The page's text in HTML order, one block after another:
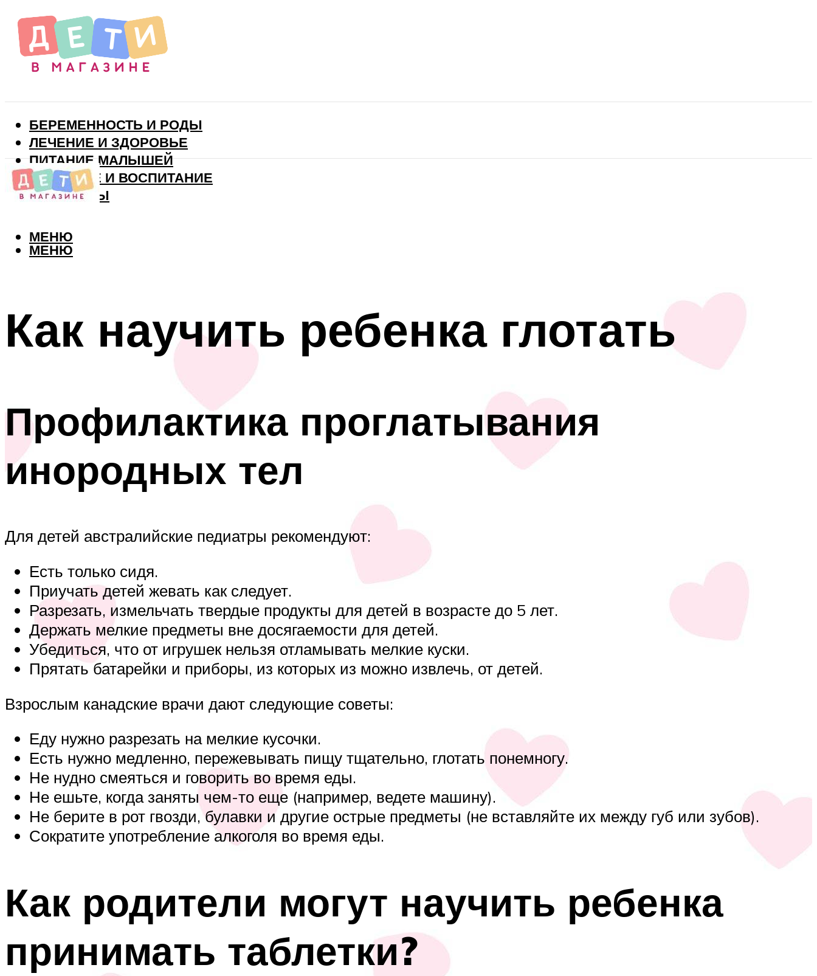
БЕРЕМЕННОСТЬ И РОДЫ
ЛЕЧЕНИЕ И ЗДОРОВЬЕ
ПИТАНИЕ МАЛЫШЕЙ
РАЗВИТИЕ И ВОСПИТАНИЕ
ВИТАМИНЫ
МЕНЮ
МЕНЮ
Как научить ребенка глотать
Профилактика проглатывания
инородных тел
Для детей австралийские педиатры рекомендуют:
Есть только сидя.
Приучать детей жевать как следует.
Разрезать, измельчать твердые продукты для детей в возрасте до 5 лет.
Держать мелкие предметы вне досягаемости для детей.
Убедиться, что от игрушек нельзя отламывать мелкие куски.
Прятать батарейки и приборы, из которых из можно извлечь, от детей.
Взрослым канадские врачи дают следующие советы:
Еду нужно разрезать на мелкие кусочки.
Есть нужно медленно, пережевывать пищу тщательно, глотать понемногу.
Не нудно смеяться и говорить во время еды.
Не ешьте, когда заняты чем-то еще (например, ведете машину).
Не берите в рот гвозди, булавки и другие острые предметы (не вставляйте их между губ или зубов).
Сократите употребление алкоголя во время еды.
Как родители могут научить ребенка
принимать таблетки?